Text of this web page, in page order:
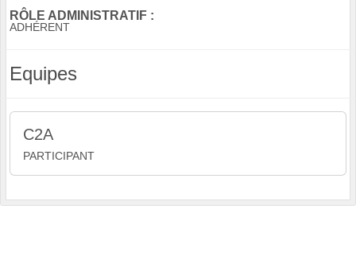
RÔLE ADMINISTRATIF :
ADHÉRENT
Equipes
C2A
PARTICIPANT